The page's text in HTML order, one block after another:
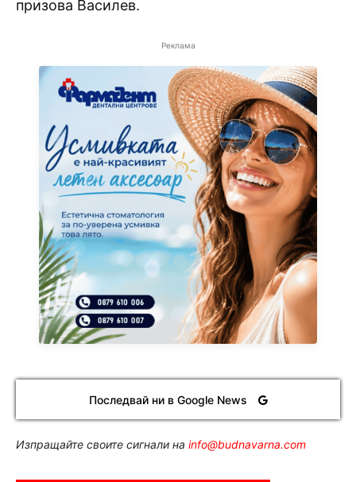
призова Василев.
Реклама
Последвай ни в Google News
Изпращайте своите сигнали на info@budnavarna.com